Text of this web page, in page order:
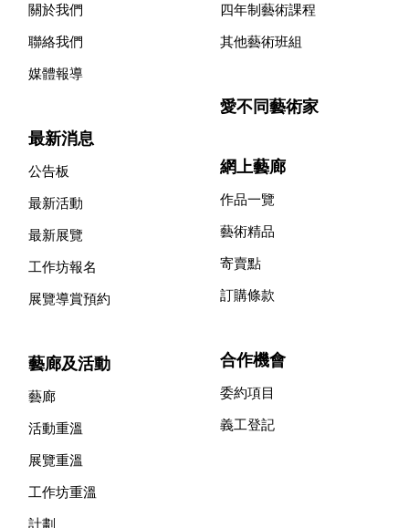
關於我們
聯絡我們
媒體報導
最新消息
公告板
最新活動
最新展覽
工作坊報名
展覽導賞預約
藝廊及活動
藝廊
活動重溫
展覽重溫
工作坊重溫
四年制藝術課程
其他藝術班組
愛不同藝術家
網上藝廊
作品一覽
藝術精品
寄賣點
訂購條款
合作機會
委約項目
義工登記